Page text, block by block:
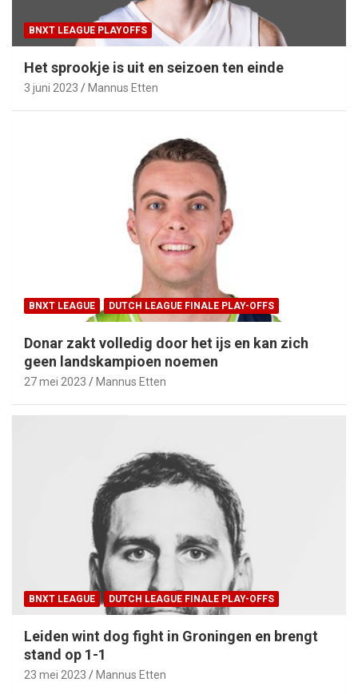
BNXT LEAGUE PLAYOFFS
Het sprookje is uit en seizoen ten einde
3 juni 2023 Mannus Etten
BNXT LEAGUE DUTCH LEAGUE FINALE PLAY-OFFS
Donar zakt volledig door het ijs en kan zich
geen landskampioen noemen
27 mei 2023 Mannus Etten
BNXT LEAGUE DUTCH LEAGUE FINALE PLAY-OFFS
Leiden wint dog fight in Groningen en brengt
stand op 1-1
23 mei 2023 Mannus Etten